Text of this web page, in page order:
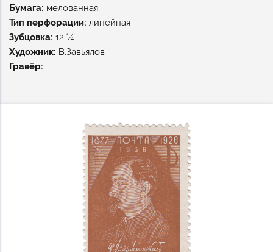
Бумага: мелованная
Тип перфорации: линейная
Зубцовка: 12 ¼
Художник: В.Завьялов
Гравёр: